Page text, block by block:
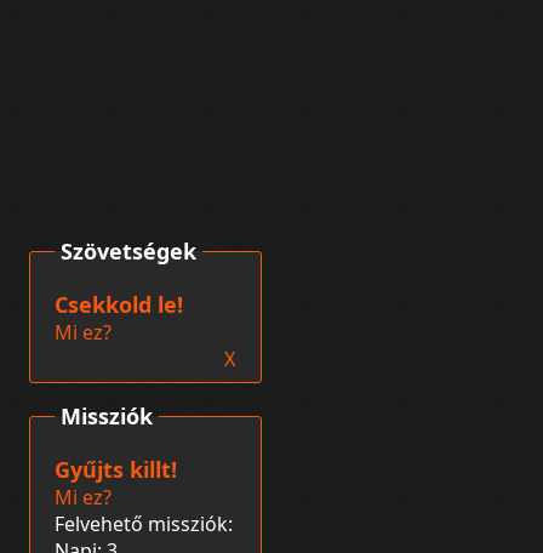
Missziók
Gyűjts killt!
Mi ez?
Felvehető missziók:
Szövetségek
Csekkold le!
Mi ez?
X